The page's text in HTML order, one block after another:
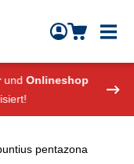
undOnlineshop
pentazona